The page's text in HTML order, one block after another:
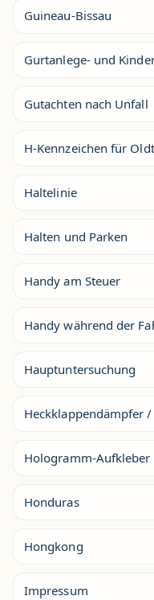
Guineau-Bissau
Gurtanlege- und
Gutachten nach Unfall
H-Kennzeichen für
Haltelinie
Halten und Parken
Handy am Steuer
Handy während der
Hauptuntersuchung
Heckklappendämpfer
Hologramm-Aufkleber
Honduras
Hongkong
Impressum